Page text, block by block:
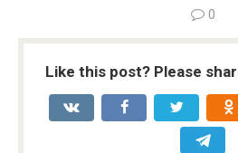
0
Like this post? Please